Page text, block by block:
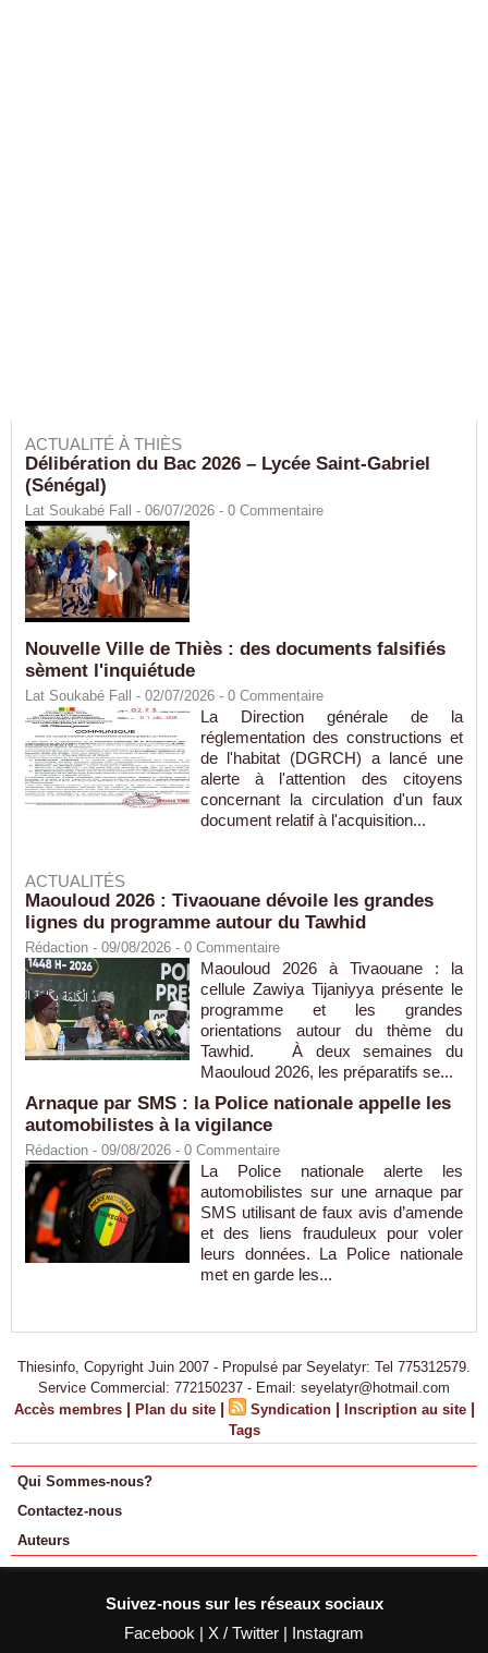
ACTUALITÉ À THIÈS
Délibération du Bac 2026 – Lycée Saint-Gabriel
(Sénégal)
Lat Soukabé Fall - 06/07/2026 - 0 Commentaire
Nouvelle Ville de Thiès : des documents falsifiés
sèment l'inquiétude
Lat Soukabé Fall - 02/07/2026 - 0 Commentaire
La Direction générale de la
réglementation des constructions et
de l'habitat (DGRCH) a lancé une
alerte à l'attention des citoyens
concernant la circulation d'un faux
document relatif à l'acquisition...
ACTUALITÉS
Maouloud 2026 : Tivaouane dévoile les grandes
lignes du programme autour du Tawhid
Rédaction - 09/08/2026 - 0 Commentaire
Maouloud 2026 à Tivaouane : la
cellule Zawiya Tijaniyya présente le
programme et les grandes
orientations autour du thème du
Tawhid. À deux semaines du
Maouloud 2026, les préparatifs se...
Arnaque par SMS : la Police nationale appelle les
automobilistes à la vigilance
Rédaction - 09/08/2026 - 0 Commentaire
La Police nationale alerte les
automobilistes sur une arnaque par
SMS utilisant de faux avis d’amende
et des liens frauduleux pour voler
leurs données. La Police nationale
met en garde les...
Thiesinfo, Copyright Juin 2007 - Propulsé par Seyelatyr: Tel 775312579.
Service Commercial: 772150237 - Email: seyelatyr@hotmail.com
Accès membres | Plan du site | Syndication | Inscription au site |
Tags
Qui Sommes-nous?
Contactez-nous
Auteurs
Suivez-nous sur les réseaux sociaux
Facebook | X / Twitter | Instagram